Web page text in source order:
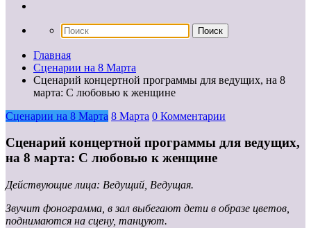
Главная
Сценарии на 8 Марта
Сценарий концертной программы для ведущих, на 8
марта: С любовью к женщине
Сценарии на 8 Марта 8 Марта 0 Комментарии
Сценарий концертной программы для ведущих,
на 8 марта: С любовью к женщине
Действующие лица: Ведущий, Ведущая.
Звучит фонограмма, в зал выбегают дети в образе цветов,
поднимаются на сцену, танцуют.